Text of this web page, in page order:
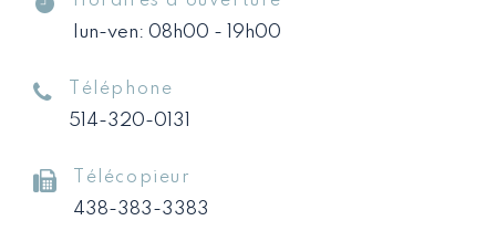
lun-ven: 08h00 - 19h00
Téléphone
514-320-0131
Télécopieur
438-383-3383